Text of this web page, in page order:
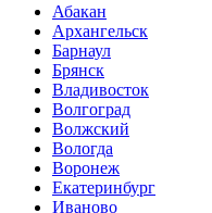
Абакан
Архангельск
Барнаул
Брянск
Владивосток
Волгоград
Волжский
Вологда
Воронеж
Екатеринбург
Иваново